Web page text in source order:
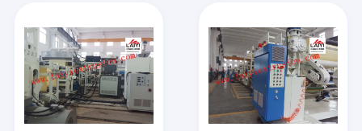
Προϊόντα
Περίπου εμείς
Γύρος εργοστασίων